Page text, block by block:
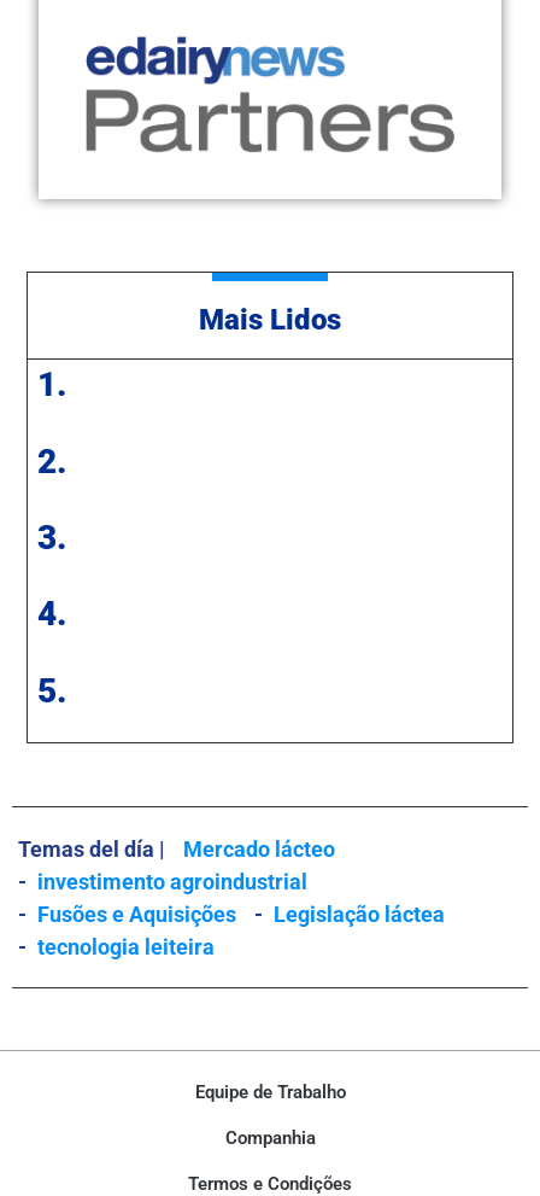
Mais Lidos
1.
2.
3.
4.
5.
Temas del día |
Mercado lácteo
- investimento agroindustrial
- Fusões e Aquisições - Legislação láctea
- tecnologia leiteira
Equipe de Trabalho
Companhia
Termos e Condições